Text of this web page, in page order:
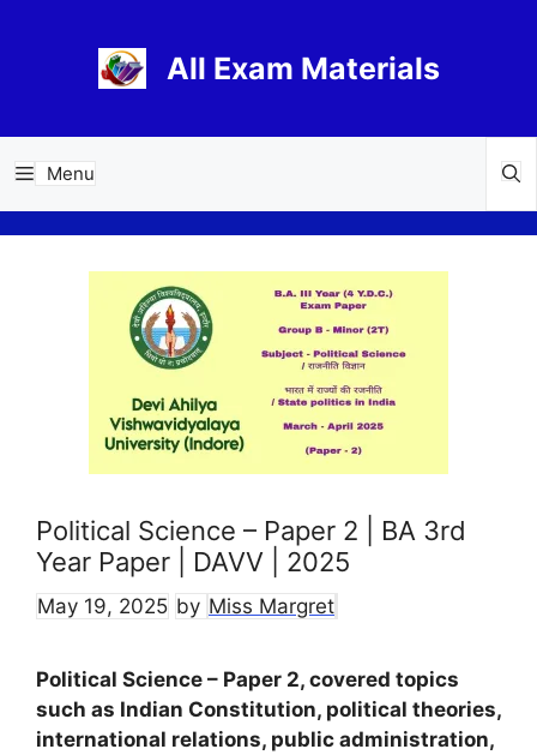
All Exam Materials
Menu
Political Science – Paper 2 | BA 3rd
Year Paper | DAVV | 2025
May 19, 2025 by Miss Margret
Political Science – Paper 2, covered topics
such as Indian Constitution, political theories,
international relations, public administration,